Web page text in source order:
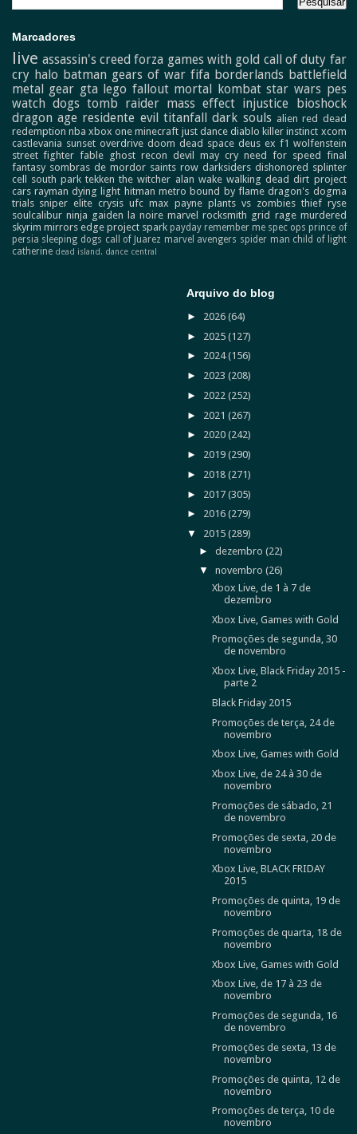
Marcadores
live assassin's creed forza games with gold call of duty far
cry halo batman gears of war fifa borderlands battlefield
metal gear gta lego fallout mortal kombat star wars pes
watch dogs tomb raider mass effect injustice
bioshock
dragon age residente evil titanfall dark souls alien red dead
redemption nba xbox one minecraft just dance diablo killer instinct xcom
castlevania sunset overdrive doom dead space deus ex f1 wolfenstein
street fighter fable ghost recon devil may cry need for speed final
fantasy sombras de mordor saints row darksiders dishonored splinter
cell
south park tekken the witcher alan wake walking dead dirt project
cars rayman dying light hitman metro bound by flame dragon's dogma
trials sniper elite crysis ufc max payne plants vs zombies thief ryse
soulcalibur ninja gaiden la noire marvel rocksmith grid rage murdered
skyrim mirrors edge project spark payday remember me spec ops prince of
persia sleeping dogs call of Juarez marvel avengers spider man child of light
catherine dead island. dance central
Arquivo do blog
► 2026 (64)
► 2025 (127)
► 2024(156)
► 2023 (208)
► 2022 (252)
► 2021 (267)
► 2020 (242)
► 2019 (290)
► 2018 (271)
► 2017 (305)
► 2016 (279)
▼ 2015 (289)
►dezembro(22)
▼novembro(26)
Xbox Live, de 1 à 7 de
dezembro
Xbox Live, Games with Gold
Promoções de segunda, 30
de novembro
Xbox Live, Black Friday 2015 -
parte 2
Black Friday 2015
Promoções de terça, 24 de
novembro
Xbox Live, Games with Gold
Xbox Live, de 24 à 30 de
novembro
Promoções de sábado, 21
de novembro
Promoções de sexta, 20 de
novembro
Xbox Live, BLACK FRIDAY
2015
Promoções de quinta, 19 de
novembro
Promoções de quarta, 18 de
novembro
Xbox Live, Games with Gold
Xbox Live, de 17 à 23 de
novembro
Promoções de segunda, 16
de novembro
Promoções de sexta, 13 de
novembro
Promoções de quinta, 12 de
novembro
Promoções de terça, 10 de
novembro